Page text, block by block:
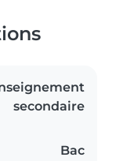
secondaire
Bac